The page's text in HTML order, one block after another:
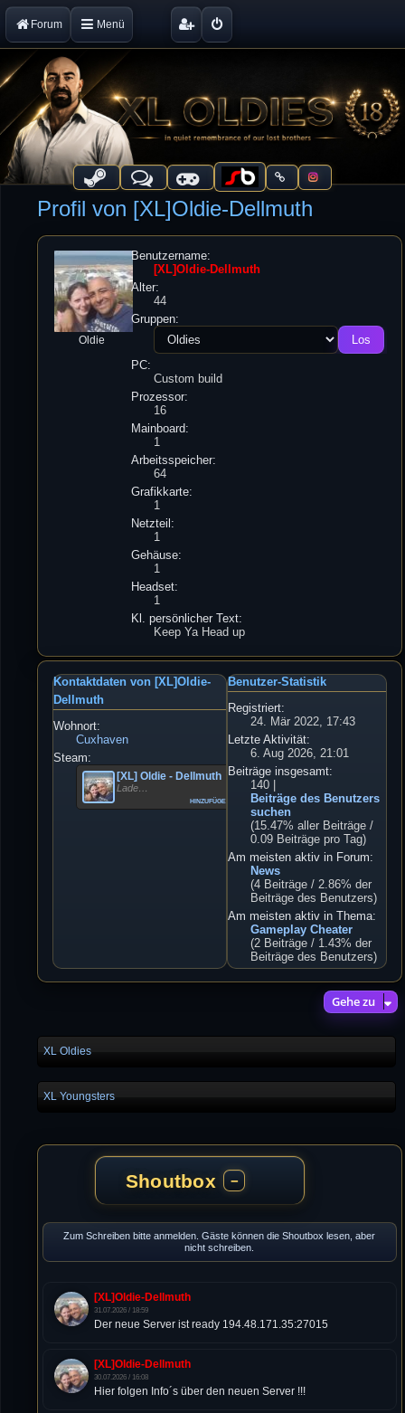
Forum Menü
Profil von [XL]Oldie-Dellmuth
Oldie
Benutzername:
[XL]Oldie-Dellmuth
Alter:
44
Gruppen:
PC:
Custom build
Prozessor:
16
Mainboard:
1
Arbeitsspeicher:
64
Grafikkarte:
1
Netzteil:
1
Gehäuse:
1
Headset:
1
Kl. persönlicher Text:
Keep Ya Head up
Kontaktdaten von [XL]Oldie-
Dellmuth
Wohnort:
Cuxhaven
Steam:
[XL] Oldie - Dellmuth
Lade…
hinzufügen
Benutzer-Statistik
Registriert:
24. Mär 2022, 17:43
Letzte Aktivität:
6. Aug 2026, 21:01
Beiträge insgesamt:
140 |
Beiträge des Benutzers
suchen
(15.47% aller Beiträge /
0.09 Beiträge pro Tag)
Am meisten aktiv in Forum:
News
(4 Beiträge / 2.86% der
Beiträge des Benutzers)
Am meisten aktiv in Thema:
Gameplay Cheater
(2 Beiträge / 1.43% der
Beiträge des Benutzers)
Gehe zu
XL Oldies
XL Youngsters
Shoutbox −
Zum Schreiben bitte anmelden. Gäste können die Shoutbox lesen, aber
nicht schreiben.
[XL]Oldie-Dellmuth
31.07.2026 / 18:59
Der neue Server ist ready 194.48.171.35:27015
[XL]Oldie-Dellmuth
30.07.2026 / 16:08
Hier folgen Info´s über den neuen Server !!!